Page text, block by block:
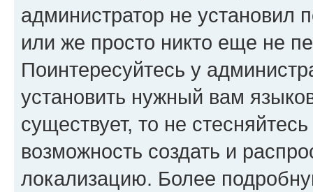
администратор не установил
или же просто никто еще не
Поинтересуйтесь у
установить нужный вам
существует, то не
возможность создать и
локализацию. Более